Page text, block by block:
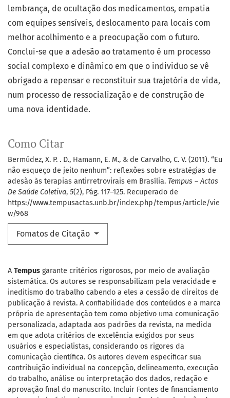
Como Citar
Bermúdez, X. P. . D., Hamann, E. M., & de Carvalho, C. V. (2011). “Eu
não esqueço de jeito nenhum”: reflexões sobre estratégias de
adesão às terapias antirretrovirais em Brasília. Tempus – Actas
De Saúde Coletiva, 5(2), Pág. 117–125. Recuperado de
https://www.tempusactas.unb.br/index.php/tempus/article/vie
w/968
Fomatos de Citação
lembrança, de ocultação dos medicamentos, empatia
com equipes sensíveis, deslocamento para locais com
melhor acolhimento e a preocupação com o futuro.
Conclui-se que a adesão ao tratamento é um processo
social complexo e dinâmico em que o individuo se vê
obrigado a repensar e reconstituir sua trajetória de vida,
num processo de ressocialização e de construção de
uma nova identidade.
A Tempus garante critérios rigorosos, por meio de avaliação
sistemática. Os autores se responsabilizam pela veracidade e
ineditismo do trabalho cabendo a eles a cessão de direitos de
publicação à revista. A confiabilidade dos conteúdos e a marca
própria de apresentação tem como objetivo uma comunicação
personalizada, adaptada aos padrões da revista, na medida
em que adota critérios de excelência exigidos por seus
usuários e especialistas, considerando os rigores da
comunicação científica. Os autores devem especificar sua
contribuição individual na concepção, delineamento, execução
do trabalho, análise ou interpretação dos dados, redação e
aprovação final do manuscrito. Incluir Fontes de financiamento